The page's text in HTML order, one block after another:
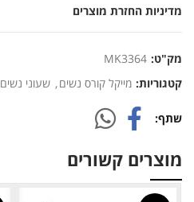
מדיניות החזרת מוצרים
מק"ט: MK3364
קטגוריות: מייקל קורס נשים, שעוני נשים
שתף
מוצרים קשורים